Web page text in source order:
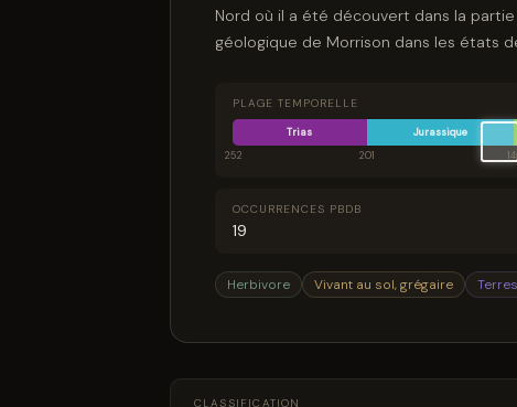
Nord où il a été découvert dans la
géologique de Morrison dans les états
PLAGE TEMPORELLE
Trias Jurassique
252
201
OCCURRENCES PBDB
19
Herbivore Vivant au sol, grégaire
CLASSIFICATION